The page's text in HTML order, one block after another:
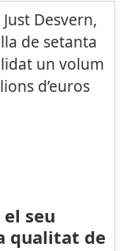
seu
qualitat de